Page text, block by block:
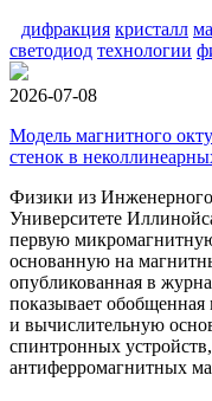
дифракция кристалл
светодиод технологии
2026-07-08
Модель магнитного
стенок в
Физики из
Университете
первую
основанную на
опубликованная в
показывает обобщенная
и вычислительную
спинтронных
антиферромагнитных